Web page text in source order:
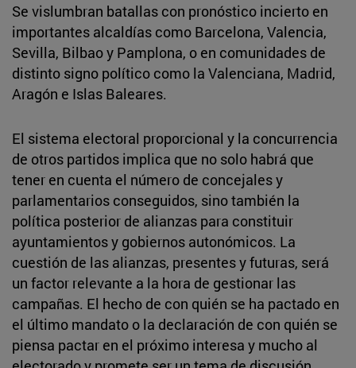
Se vislumbran batallas con pronóstico incierto en
importantes alcaldías como Barcelona, Valencia,
Sevilla, Bilbao y Pamplona, o en comunidades de
distinto signo político como la Valenciana, Madrid,
Aragón e Islas Baleares.
El sistema electoral proporcional y la concurrencia
de otros partidos implica que no solo habrá que
tener en cuenta el número de concejales y
parlamentarios conseguidos, sino también la
política posterior de alianzas para constituir
ayuntamientos y gobiernos autonómicos. La
cuestión de las alianzas, presentes y futuras, será
un factor relevante a la hora de gestionar las
campañas. El hecho de con quién se ha pactado en
el último mandato o la declaración de con quién se
piensa pactar en el próximo interesa y mucho al